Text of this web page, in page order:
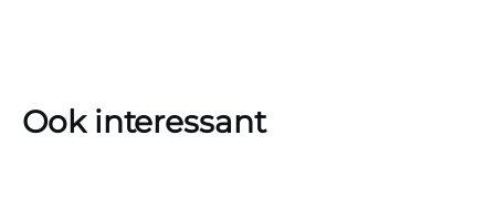
Ook interessant